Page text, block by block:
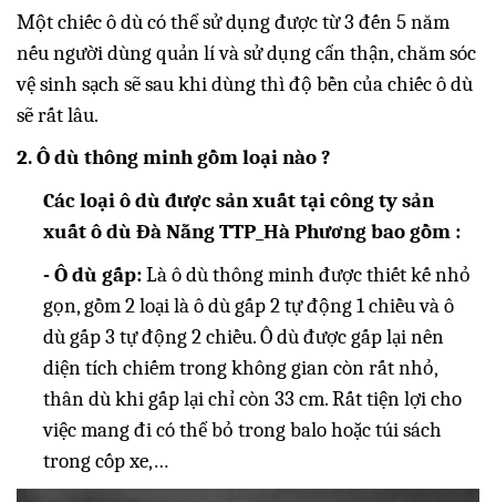
Một chiếc ô dù có thể sử dụng được từ 3 đến 5 năm
nếu người dùng quản lí và sử dụng cẩn thận, chăm sóc
vệ sinh sạch sẽ sau khi dùng thì độ bền của chiếc ô dù
sẽ rất lâu.
2. Ô dù thông minh gồm loại nào ?
Các loại ô dù được sản xuất tại công ty sản
xuất ô dù Đà Nẵng TTP_Hà Phương bao gồm :
- Ô dù gấp:Là ô dù thông minh được thiết kế nhỏ
gọn, gồm 2 loại là ô dù gấp 2 tự động 1 chiều và ô
dù gấp 3 tự động 2 chiều. Ô dù được gấp lại nên
diện tích chiếm trong không gian còn rất nhỏ,
thân dù khi gấp lại chỉ còn 33 cm. Rất tiện lợi cho
việc mang đi có thể bỏ trong balo hoặc túi sách
trong cốp xe,…